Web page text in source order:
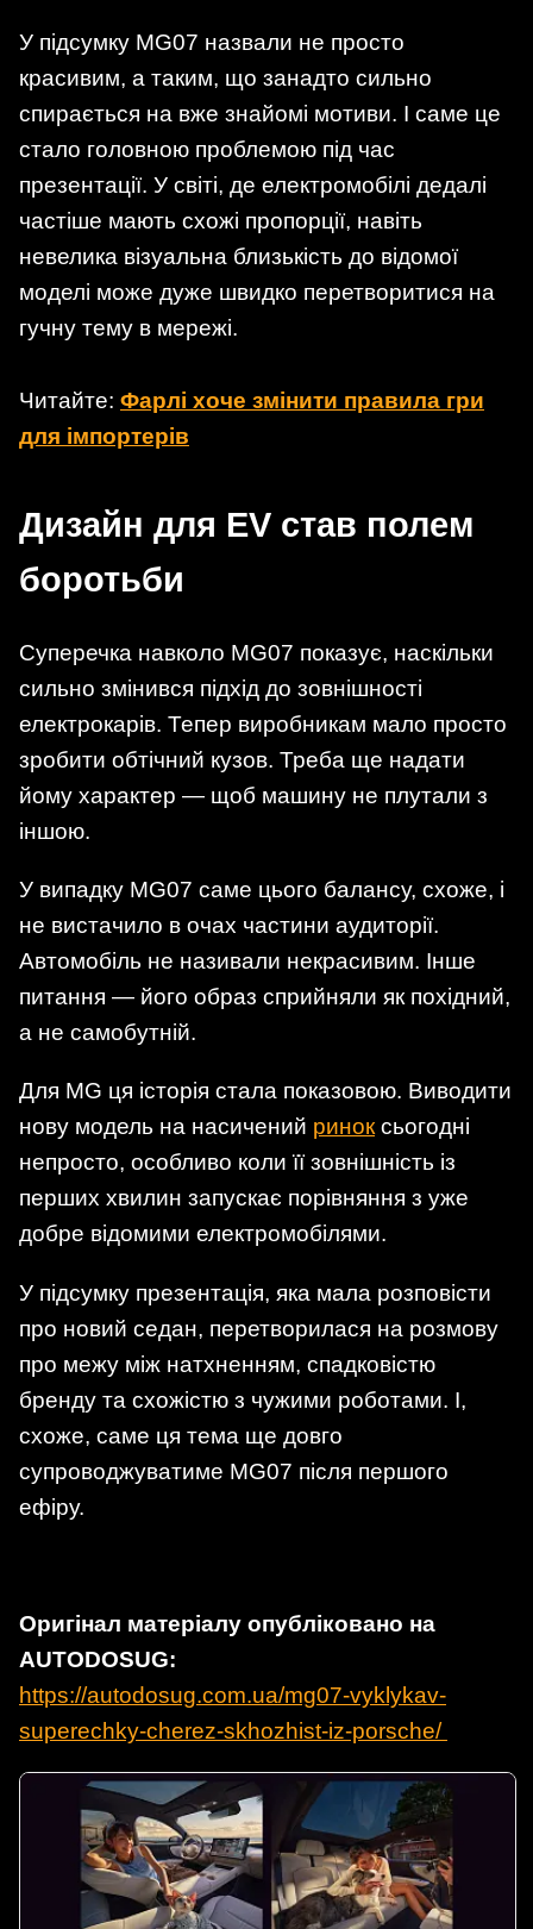
У підсумку MG07 назвали не просто
красивим, а таким, що занадто сильно
спирається на вже знайомі мотиви. І саме це
стало головною проблемою під час
презентації. У світі, де електромобілі дедалі
частіше мають схожі пропорції, навіть
невелика візуальна близькість до відомої
моделі може дуже швидко перетворитися на
гучну тему в мережі.
Читайте: Фарлі хоче змінити правила гри
для імпортерів
Дизайн для EV став полем
боротьби
Суперечка навколо MG07 показує, наскільки
сильно змінився підхід до зовнішності
електрокарів. Тепер виробникам мало просто
зробити обтічний кузов. Треба ще надати
йому характер — щоб машину не плутали з
іншою.
У випадку MG07 саме цього балансу, схоже, і
не вистачило в очах частини аудиторії.
Автомобіль не називали некрасивим. Інше
питання — його образ сприйняли як похідний,
а не самобутній.
Для MG ця історія стала показовою. Виводити
нову модель на насичений риноксьогодні
непросто, особливо коли її зовнішність із
перших хвилин запускає порівняння з уже
добре відомими електромобілями.
У підсумку презентація, яка мала розповісти
про новий седан, перетворилася на розмову
про межу між натхненням, спадковістю
бренду та схожістю з чужими роботами. І,
схоже, саме ця тема ще довго
супроводжуватиме MG07 після першого
ефіру.
Оригінал матеріалу опубліковано на
AUTODOSUG:
https://autodosug.com.ua/mg07-vyklykav-
superechky-cherez-skhozhist-iz-porsche/